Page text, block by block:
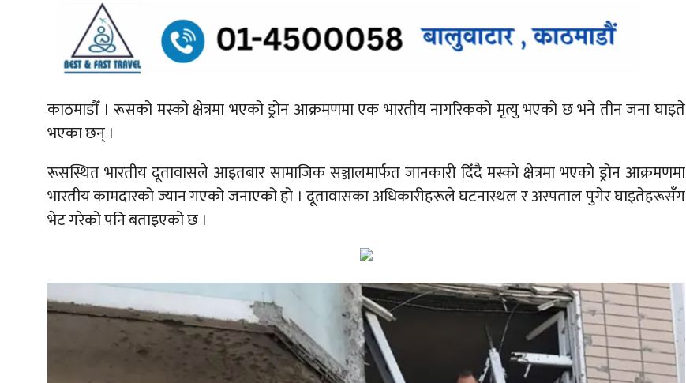
काठमाडौँ । रूसको मस्को क्षेत्रमा भएको ड्रोन आक्रमणमा एक भारतीय नागरिकको मृत्यु भएको छ भने तीन जना घाइते
भएका छन् ।
रूसस्थित भारतीय दूतावासले आइतबार सामाजिक सञ्जालमार्फत जानकारी दिँदै मस्को क्षेत्रमा भएको ड्रोन आक्रमणमा
भारतीय कामदारको ज्यान गएको जनाएको हो । दूतावासका अधिकारीहरूले घटनास्थल र अस्पताल पुगेर घाइतेहरूसँग
भेट गरेको पनि बताइएको छ ।